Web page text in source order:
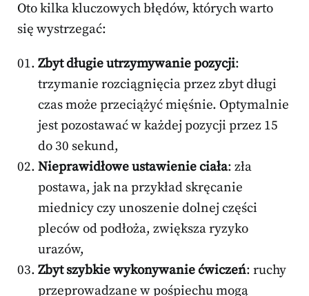
Oto kilka kluczowych błędów, których warto
się wystrzegać:
Zbyt długie utrzymywanie pozycji:
trzymanie rozciągnięcia przez zbyt długi
czas może przeciążyć mięśnie. Optymalnie
jest pozostawać w każdej pozycji przez 15
do 30 sekund,
Nieprawidłowe ustawienie ciała: zła
postawa, jak na przykład skręcanie
miednicy czy unoszenie dolnej części
pleców od podłoża, zwiększa ryzyko
urazów,
Zbyt szybkie wykonywanie ćwiczeń: ruchy
przeprowadzane w pośpiechu mogą